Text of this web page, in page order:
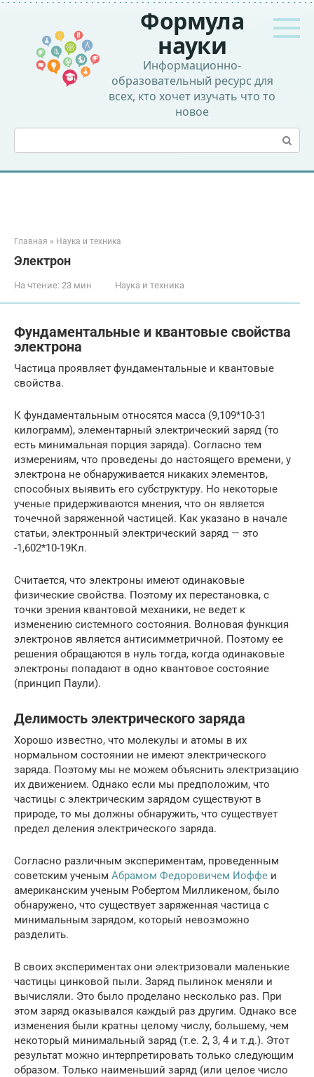
Перейти
контенту
Формула
науки
Информационно-
образовательный ресурс для
всех, кто хочет изучать что то
новое
Поиск:
Главная » Наука и техника
Электрон
На чтение: 23 мин Наука и техника
Фундаментальные и квантовые свойства
электрона
Частица проявляет фундаментальные и квантовые
свойства.
К фундаментальным относятся масса (9,109*10-31
килограмм), элементарный электрический заряд (то
есть минимальная порция заряда). Согласно тем
измерениям, что проведены до настоящего времени, у
электрона не обнаруживается никаких элементов,
способных выявить его субструктуру. Но некоторые
ученые придерживаются мнения, что он является
точечной заряженной частицей. Как указано в начале
статьи, электронный электрический заряд — это
-1,602*10-19Кл.
Считается, что электроны имеют одинаковые
физические свойства. Поэтому их перестановка, с
точки зрения квантовой механики, не ведет к
изменению системного состояния. Волновая функция
электронов является антисимметричной. Поэтому ее
решения обращаются в нуль тогда, когда одинаковые
электроны попадают в одно квантовое состояние
(принцип Паули).
Делимость электрического заряда
Хорошо известно, что молекулы и атомы в их
нормальном состоянии не имеют электрического
заряда. Поэтому мы не можем объяснить электризацию
их движением. Однако если мы предположим, что
частицы с электрическим зарядом существуют в
природе, то мы должны обнаружить, что существует
предел деления электрического заряда.
Согласно различным экспериментам, проведенным
советским ученым Абрамом Федоровичем Иоффе и
американским ученым Робертом Милликеном, было
обнаружено, что существует заряженная частица с
минимальным зарядом, который невозможно
разделить.
В своих экспериментах они электризовали маленькие
частицы цинковой пыли. Заряд пылинок меняли и
вычисляли. Это было проделано несколько раз. При
этом заряд оказывался каждый раз другим. Однако все
изменения были кратны целому числу, большему, чем
некоторый минимальный заряд (т.е. 2, 3, 4 и т.д.). Этот
результат можно интерпретировать только следующим
образом. Только наименьший заряд (или целое число